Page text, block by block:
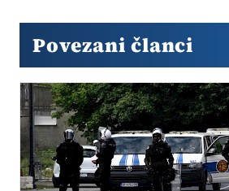
Povezani članci